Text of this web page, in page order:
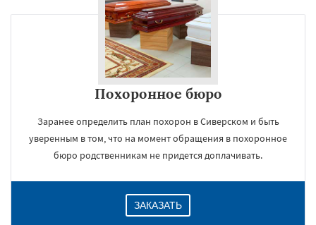
Похоронное бюро
Заранее определить план похорон в Сиверском и быть
уверенным в том, что на момент обращения в похоронное
бюро родственникам не придется доплачивать.
ЗАКАЗАТЬ